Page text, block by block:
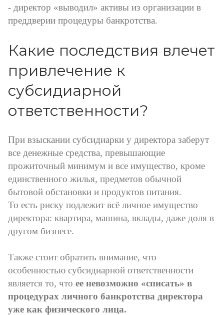
- директор «выводил» активы из организации в
преддверии процедуры банкротства.
Какие последствия влечет
привлечение к
субсидиарной
ответственности?
При взыскании субсидиарки у директора заберут
все денежные средства, превышающие
прожиточный минимум и все имущество, кроме
единственного жилья, предметов обычной
бытовой обстановки и продуктов питания.
То есть риску подлежит всё личное имущество
директора: квартира, машина, вклады, даже доля в
другом бизнесе.
Также стоит обратить внимание, что
особенностью субсидиарной ответственности
является то, что ее невозможно «списать» в
процедурах личного банкротства директора
уже как физического лица.